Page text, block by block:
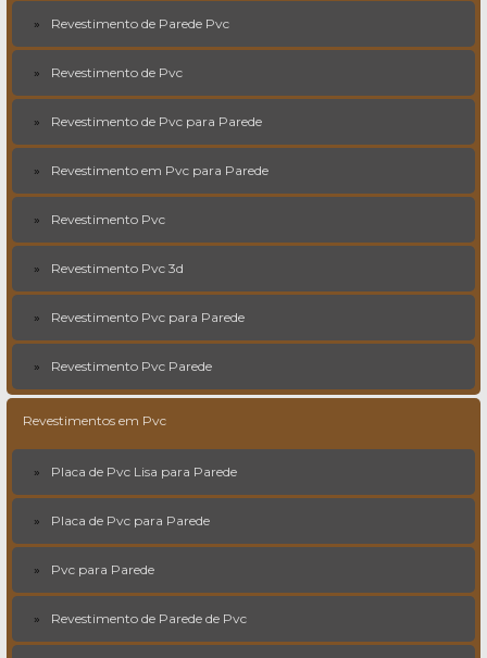
Revestimento de Parede Pvc
Revestimento de Pvc
Revestimento de Pvc para Parede
Revestimento em Pvc para Parede
Revestimento Pvc
Revestimento Pvc 3d
Revestimento Pvc para Parede
Revestimento Pvc Parede
Revestimentos em Pvc
Placa de Pvc Lisa para Parede
Placa de Pvc para Parede
Pvc para Parede
Revestimento de Parede de Pvc